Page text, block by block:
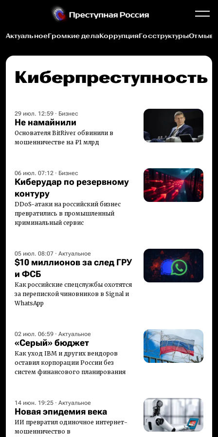
АктуальноеГромкие делаКоррупцияГосструктуры
Киберпреступность
29 июл. 12:59 · Бизнес
Не намайнили
Основателя BitRiver обвинили в
мошенничестве на ₽1 млрд
06 июл. 07:12 · Бизнес
Киберудар по резервному
контуру
DDoS-атаки на российский бизнес
превратились в промышленный
криминальный сервис
05 июл. 08:07 · Актуальное
$10 миллионов за след ГРУ
и ФСБ
Как российские спецслужбы охотятся
за перепиской чиновников в Signal и
WhatsApp
02 июл. 06:59 · Актуальное
«Серый» бюджет
Как уход IBM и других вендоров
оставил корпорации России без
систем финансового планирования
14 июн. 19:25 · Актуальное
Новая эпидемия века
ИИ превратил одиночное интернет-
мошенничество в